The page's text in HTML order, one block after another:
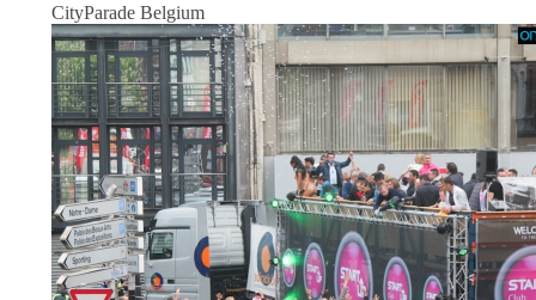
CityParade Belgium